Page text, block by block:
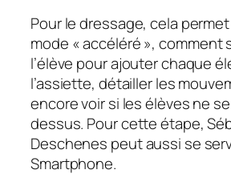
Pour le dressage, cela
mode «accéléré», comment
l’élève pour ajouter chaque
l’assiette, détailler les
encore voir si les élèves ne
dessus. Pour cette étape,
Deschenes peut aussi se
Smartphone.